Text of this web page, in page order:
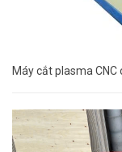
Máy cắt plasma